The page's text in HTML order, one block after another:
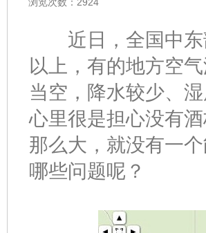
近日，全国中东
以上，有的地方空
当空，降水较少、
心里很是担心没有
那么大，就没有一
哪些问题呢？